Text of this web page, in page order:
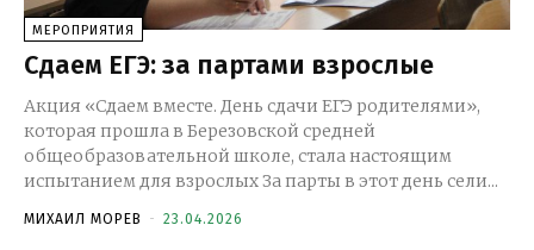
МЕРОПРИЯТИЯ
Сдаем ЕГЭ: за партами взрослые
Акция «Сдаем вместе. День сдачи ЕГЭ родителями»,
которая прошла в Березовской средней
общеобразовательной школе, стала настоящим
испытанием для взрослых За парты в этот день сели...
МИХАИЛ МОРЕВ - 23.04.2026